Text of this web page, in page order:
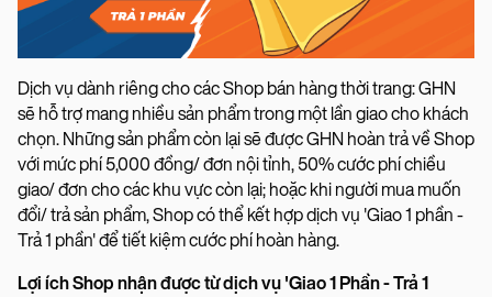
Dịch vụ dành riêng cho các Shop bán hàng thời trang: GHN
sẽ hỗ trợ mang nhiều sản phẩm trong một lần giao cho khách
chọn. Những sản phẩm còn lại sẽ được GHN hoàn trả về Shop
với mức phí 5,000 đồng/ đơn nội tỉnh, 50% cước phí chiều
giao/ đơn cho các khu vực còn lại; hoặc khi người mua muốn
đổi/ trả sản phẩm, Shop có thể kết hợp dịch vụ 'Giao 1 phần -
Trả 1 phần' để tiết kiệm cước phí hoàn hàng.
Lợi ích Shop nhận được từ dịch vụ 'Giao 1 Phần - Trả 1